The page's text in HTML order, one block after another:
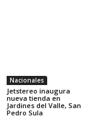
Nacionales
Jetstereo inaugura
nueva tienda en
Jardines del Valle, San
Pedro Sula